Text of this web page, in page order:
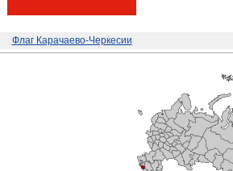
Флаг Карачаево-Черкесии